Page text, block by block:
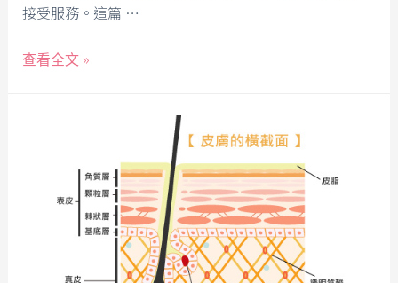
接受服務。這篇 …
查看全文 »